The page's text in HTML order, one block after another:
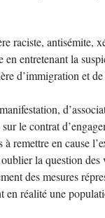
raciste, antisémite,
entretenant la
d’immigration et
le contrat
remettre en cause
la question
des mesures
réalité une